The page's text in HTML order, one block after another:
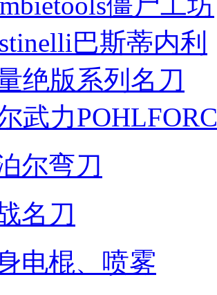
巴斯蒂内利
绝版系列名刀
武力
尔弯刀
名刀
电棍、喷雾